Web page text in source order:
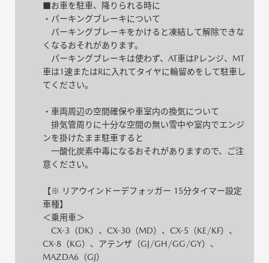
■お車を駐車、降りられる時に
・パーキングブレーキについて
パーキングブレーキをかけると凍結して解除できな
くなるおそれがあります。
パーキングブレーキは使わず、AT車はPレンジ、MT
車は1速またはRに入れてタイヤに輪留めをして駐車し
てください。
・車両周辺の空間確保や車室内の換気について
排気管周りに十分な空間の無い雪中や室内でエンジ
ンを掛けたまま駐車すると
一酸化炭素中毒になるおそれがありますので、ご注
意ください。
【※ リアウインドーデフォッガー 15分タイマー設定
車種】
＜乗用車＞
CX-3（DK）、CX-30（MD）、CX-5（KE/KF）、
CX-8（KG）、アテンザ（GJ/GH/GG/GY）、
MAZDA6（GJ）